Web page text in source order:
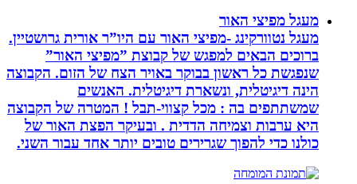
מעגל מפיצי האור
מעגל נטוורקינג -מפיצי האור עם היו”ר אורית גרושטיין.
ברוכים הבאים למפגש של קבוצת ”מפיצי האור”
שנפגשת כל ראשון בבוקר באויר הצח של הזום. הקבוצה
הינה דיגיטלית, ונשארת דיגיטלית. האנשים
שמשתתפים בה : מכל קצווי-תבל ! המטרה של הקבוצה
היא ערבות וצמיחה הדדית . ובעיקר הפצת האור של
כולנו כדי להפוך שגרירים טובים יותר אחד עבור השני.